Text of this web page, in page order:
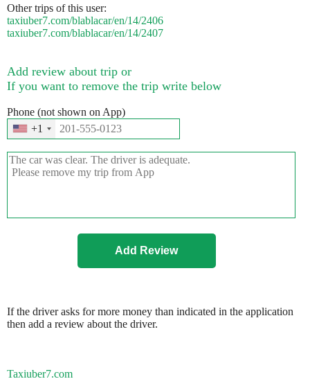
Other trips of this user:
taxiuber7.com/blablacar/en/14/2406
taxiuber7.com/blablacar/en/14/2407
Add review about trip or
If you want to remove the trip write below
Phone (not shown on App)
+1
If the driver asks for more money than indicated in the application
then add a review about the driver.
Taxiuber7.com